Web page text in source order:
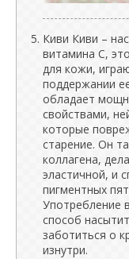
Киви Киви –
витамина С,
для кожи,
поддержании
обладает
свойствами,
которые
старение. Он
коллагена,
эластичной, и
пигментных
Употребление
способ
заботиться о
изнутри.